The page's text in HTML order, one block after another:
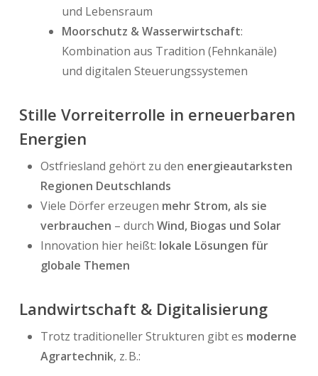
und Lebensraum
Moorschutz & Wasserwirtschaft:
Kombination aus Tradition (Fehnkanäle)
und digitalen Steuerungssystemen
Stille Vorreiterrolle in erneuerbaren
Energien
Ostfriesland gehört zu den energieautarksten
Regionen Deutschlands
Viele Dörfer erzeugen mehr Strom, als sie
verbrauchen – durch Wind, Biogas und Solar
Innovation hier heißt: lokale Lösungen für
globale Themen
Landwirtschaft & Digitalisierung
Trotz traditioneller Strukturen gibt es moderne
Agrartechnik, z. B.: